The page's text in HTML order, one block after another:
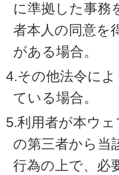
に準拠した事務
者本人の同意を
がある場合。
4.その他法令に
ている場合。
5.利用者が本ウ
の第三者から当
行為の上で、必